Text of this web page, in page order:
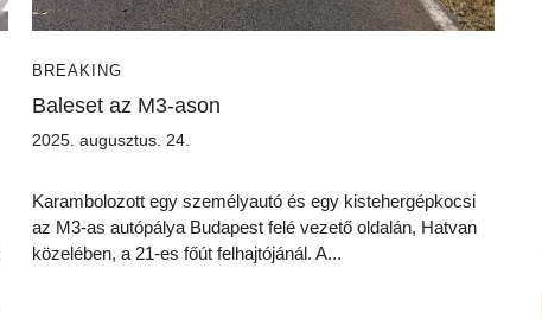
BREAKING
Baleset az M3-ason
2025. augusztus. 24.
Karambolozott egy személyautó és egy kistehergépkocsi
az M3-as autópálya Budapest felé vezető oldalán, Hatvan
közelében, a 21-es főút felhajtójánál. A...